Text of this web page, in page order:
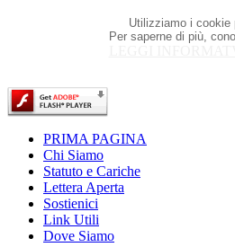
Utilizziamo i cookie
Per saperne di più,
PRIMA PAGINA
Chi Siamo
Statuto e Cariche
Lettera Aperta
Sostienici
Link Utili
Dove Siamo